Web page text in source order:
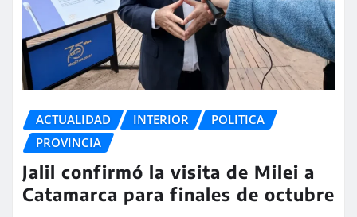
ACTUALIDAD INTERIOR
POLITICA
PROVINCIA
Jalil confirmó la visita de Milei a
Catamarca para finales de octubre